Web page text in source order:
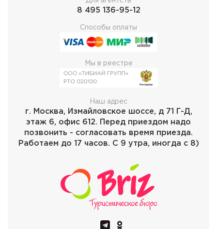
8 495 136-95-12
Способы оплаты
Мы в реестре
Наш адрес
г. Москва, Измайловское шоссе, д 71 Г-Д,
этаж 6, офис 612. Перед приездом надо
позвонить - согласовать время приезда.
Работаем до 17 часов. С 9 утра, иногда с 8)